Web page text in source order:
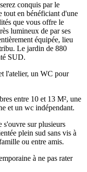
conquis par le
tout en bénéficiant d'une
que vous offre le
lumineux de par ses
équipée, lieu
Le jardin de 880
SUD.
l'atelier, un WC pour
entre 10 et 13 M², une
et un wc indépendant.
s'ouvre sur plusieurs
plein sud sans vis à
ou entre amis.
à ne pas rater